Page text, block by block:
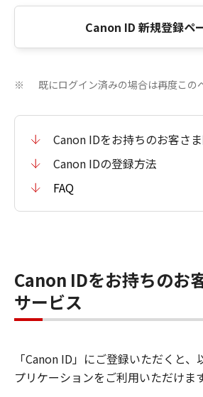
Canon ID 新規登録ペ
※ 既にログイン済みの場合は再度この
Canon IDをお持ちのお客さ
Canon IDの登録方法
FAQ
Canon IDをお持ちのお
サービス
「Canon ID」にご登録いただくと
プリケーションをご利用いただけます